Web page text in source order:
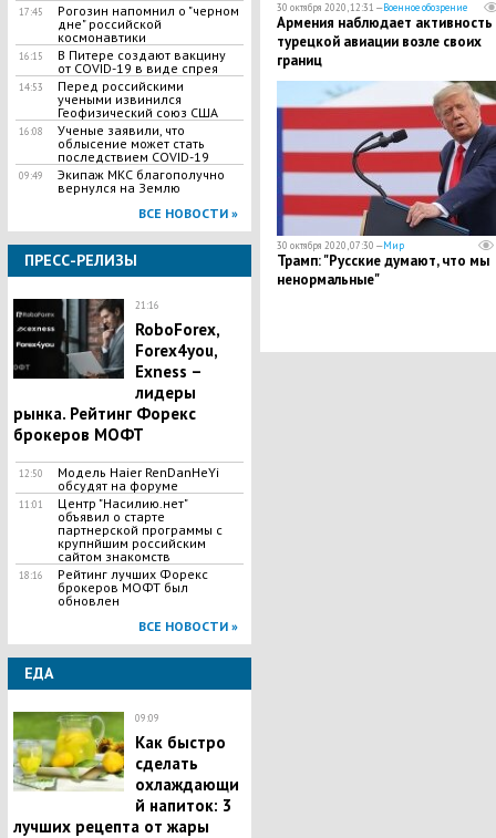
17:45
Рогозин напомнил о "черном
дне" российской
космонавтики
16:15
В Питере создают вакцину
от COVID-19 в виде спрея
14:53
Перед российскими
учеными извинился
Геофизический союз США
16:08
Ученые заявили, что
облысение может стать
последствием COVID-19
09:49
Экипаж МКС благополучно
вернулся на Землю
ВСЕ НОВОСТИ »
ПРЕСС-РЕЛИЗЫ
21:16
RoboForex,
Forex4you,
Exness –
лидеры
рынка. Рейтинг Форекс
брокеров МОФТ
12:50
Модель Haier RenDanHeYi
обсудят на форуме
11:01
Центр "Насилию.нет"
объявил о старте
партнерской программы с
крупнйшим российским
сайтом знакомств
18:16
Рейтинг лучших Форекс
брокеров МОФТ был
обновлен
ВСЕ НОВОСТИ »
ЕДА
09:09
Как быстро
сделать
охлаждающи
й напиток: 3
лучших рецепта от жары
30 октября 2020, 12:31 —Военное обозрение
​Армения наблюдает активность
турецкой авиации возле своих
границ
30 октября 2020, 07:30 —Мир
Трамп: "Русские думают, что мы
ненормальные"